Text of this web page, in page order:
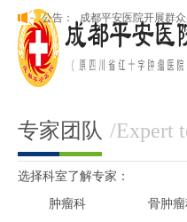
公告：
成都平安医院开展群
理
本院新版网站正式上线
成都平安医院开展群
理
专家团队 /Expert
选择科室了解专家：
肿瘤科 骨肿